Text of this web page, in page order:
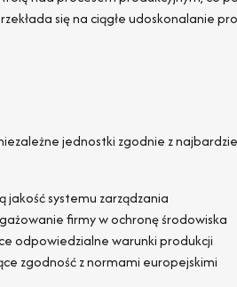
się na ciągłe udoskonalanie
jednostki zgodnie z
systemu zarządzania
firmy w ochronę środowiska
odpowiedzialne warunki produkcji
zgodność z normami europejskimi